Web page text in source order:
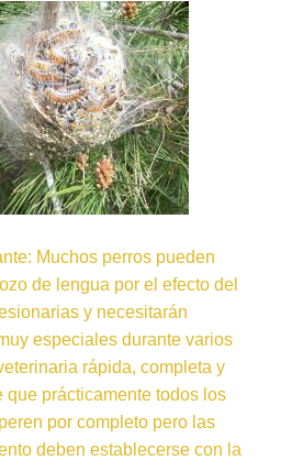
Muchos perros pueden
de lengua por el efecto del
y necesitarán
especiales durante varios
rápida, completa y
que prácticamente todos los
por completo pero las
deben establecerse con la